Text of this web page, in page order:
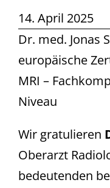
14. April 2025
Dr. med. Jonas
europäische
MRI –
Niveau
Wir gratulieren
Oberarzt
bedeutenden